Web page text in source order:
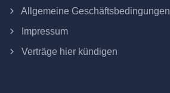
Allgemeine Geschäftsbedingungen
Impressum
Verträge hier kündigen